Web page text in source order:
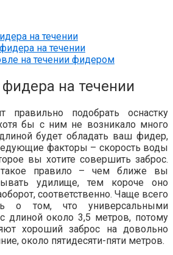
на течении
на течении
на течении фидером
на течении
правильно подобрать оснастку
бы с ним не возникало много
будет обладать ваш фидер,
факторы – скорость воды
вы хотите совершить заброс.
правило – чем ближе вы
удилище, тем короче оно
соответственно. Чаще всего
о том, что универсальными
длиной около 3,5 метров, потому
хороший заброс на довольно
около пятидесяти-пяти метров.